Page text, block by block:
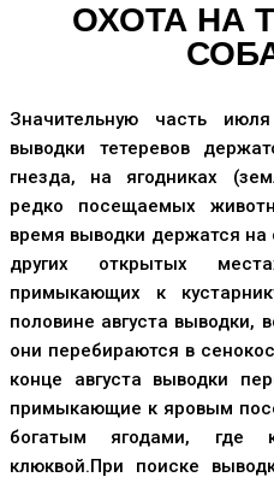
ОХОТА НА
Значительную часть
выводки тетеревов
гнезда, на ягодниках
редко посещаемых
время выводки держатся на
других открытых
примыкающих к
половине августа выводки,
они перебираются в
конце августа выводки
примыкающие к яровым
богатым ягодами, где
клюквой.При поиске